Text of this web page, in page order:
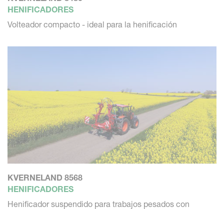
HENIFICADORES
Volteador compacto - ideal para la henificación
KVERNELAND 8568
HENIFICADORES
Henificador suspendido para trabajos pesados con